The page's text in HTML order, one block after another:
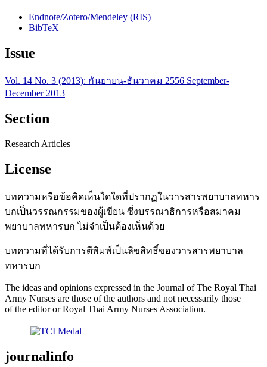
Endnote/Zotero/Mendeley (RIS)
BibTeX
Issue
Vol. 14 No. 3 (2013): กันยายน-ธันวาคม 2556 September-
December 2013
Section
Research Articles
License
บทความหรือข้อคิดเห็นใดใดที่ปรากฏในวารสารพยาบาลทหาร
บกเป็นวรรณกรรมของผู้เขียน ซึ่งบรรณาธิการหรือสมาคม
พยาบาลทหารบก ไม่จำเป็นต้องเห็นด้วย
บทความที่ได้รับการตีพิมพ์เป็นลิขสิทธิ์ของวารสารพยาบาล
ทหารบก
The ideas and opinions expressed in the Journal of The Royal Thai
Army Nurses are those of the authors and not necessarily those
of the editor or Royal Thai Army Nurses Association.
journalinfo